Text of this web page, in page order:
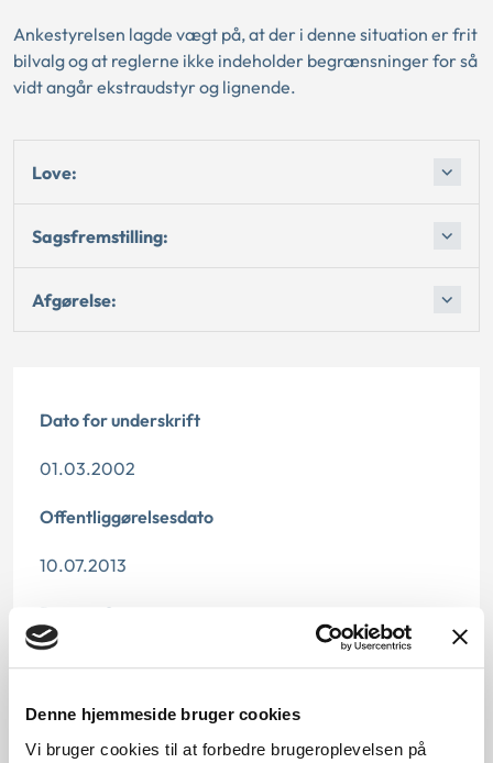
Denne hjemmeside bruger cookies
Vi bruger cookies til at forbedre brugeroplevelsen på
Ankestyrelsen lagde vægt på, at der i denne situation er frit
bilvalg og at reglerne ikke indeholder begrænsninger for så
vidt angår ekstraudstyr og lignende.
Love:
Sagsfremstilling:
Afgørelse:
Dato for underskrift
01.03.2002
Offentliggørelsesdato
10.07.2013
Paragraf
§ 5 § 4 § 99 § 114
Journalnummer
300063-01